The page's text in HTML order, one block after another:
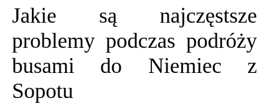
Jakie są najczęstsze
problemy podczas podróży
busami do Niemiec z
Sopotu